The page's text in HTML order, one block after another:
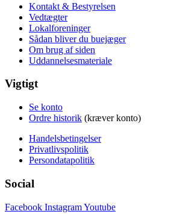
Kontakt & Bestyrelsen
Vedtægter
Lokalforeninger
Sådan bliver du buejæger
Om brug af siden
Uddannelsesmateriale
Vigtigt
Se konto
Ordre historik (kræver konto)
Handelsbetingelser
Privatlivspolitik
Persondatapolitik
Social
Facebook InstagramYoutube